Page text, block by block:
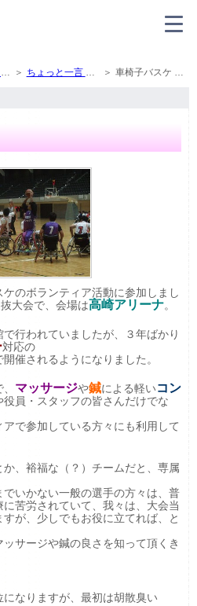
女性のための鍼・灸・マッサージ（トップ） ちょっと一言 Blog 車椅子バスケ （2019/09/16）
のボランティア活動に参加しまし
大会で、会場は高崎アリーナ。
行われていましたが、３年ばかり
対応の
催されるようになりました。
マッサージや鍼による軽いコン
役員・スタッフの皆さんだけでな
で参加している方々にも利用して
、裕福な（？）チームだと、専属
いかない一般の選手の方々は、普
苦労されていて、我々は、大会当
が、少しでもお役に立てれば、と
ッサージや鍼の良さを知って頂くき
なりますが、最初は胡散臭い